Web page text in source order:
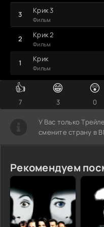
Крик
Фильм
Крик 2
Фильм
Крик 3
Фильм
👍
7
😁
3
😲
0
У Вас только
смените страну в
Рекомендуем